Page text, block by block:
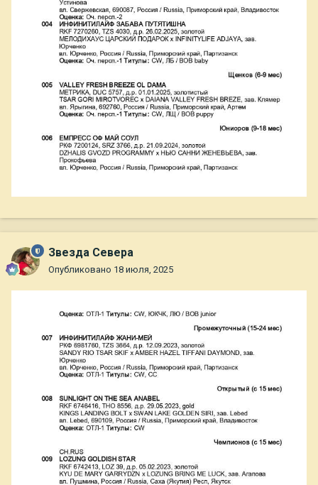
Звезда Севера
Опубликовано 18 июля, 2025